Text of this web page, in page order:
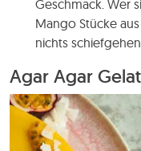
Geschmack. Wer
Mango Stücke
nichts
Agar Agar